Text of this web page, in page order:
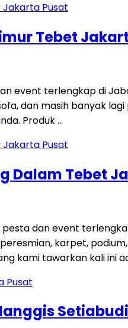
Tebet
event terlengkap di
dan masih banyak
Produk …
Dalam Tebet
dan event
karpet,
kami tawarkan kali ini